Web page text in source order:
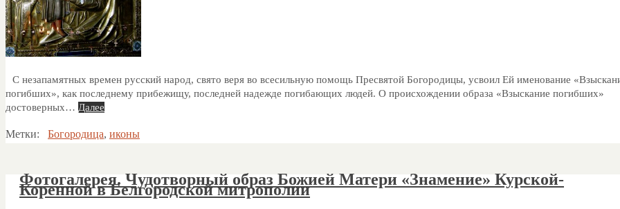
С незапамятных времен русский народ, свято веря во всесильную помощь Пресвятой Богородицы, усвоил Ей именование
погибших», как последнему прибежищу, последней надежде погибающих людей. О происхождении образа «Взыскание погибших»
достоверных… Далее
Метки: Богородица, иконы
Фотогалерея. Чудотворный образ Божией Матери «Знамение» Курской-
Коренной в Белгородской митрополии